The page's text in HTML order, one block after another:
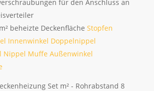
für den Anschluss an
beheizte Deckenfläche Stopfen
Innenwinkel Doppelnippel
Nippel Muffe Außenwinkel
Set m² - Rohrabstand 8